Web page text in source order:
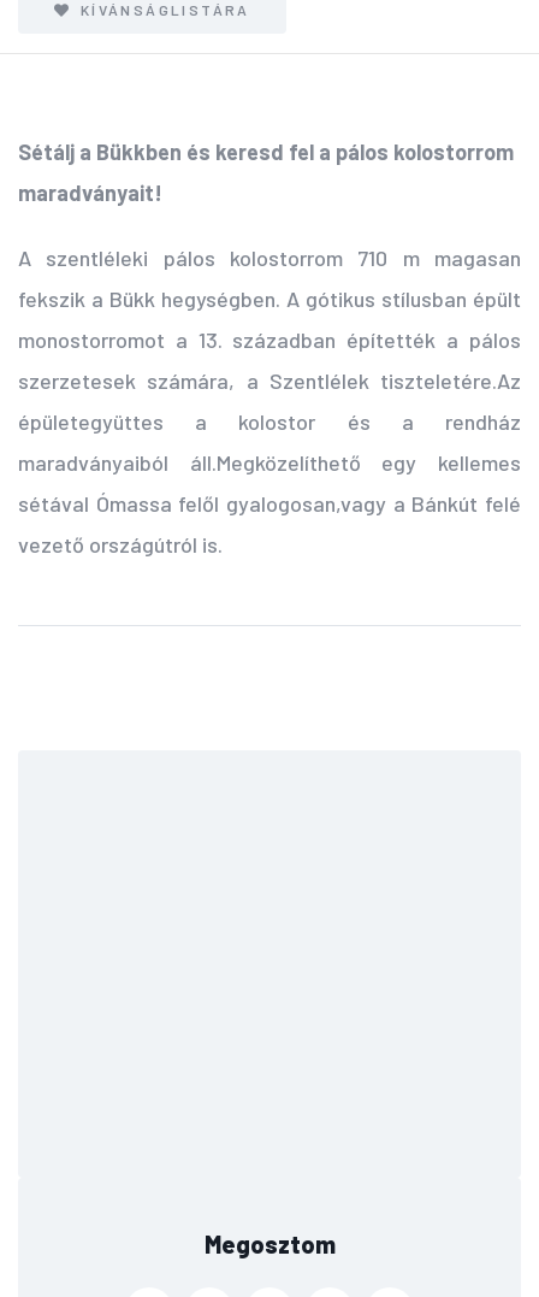
KÍVÁNSÁGLISTÁRA
Sétálj a Bükkben és keresd fel a pálos kolostorrom
maradványait!
A szentléleki pálos kolostorrom 710 m magasan
fekszik a Bükk hegységben. A gótikus stílusban épült
monostorromot a 13. században építették a pálos
szerzetesek számára, a Szentlélek tiszteletére.Az
épületegyüttes a kolostor és a rendház
maradványaiból áll.Megközelíthető egy kellemes
sétával Ómassa felől gyalogosan,vagy a Bánkút felé
vezető országútról is.
Megosztom